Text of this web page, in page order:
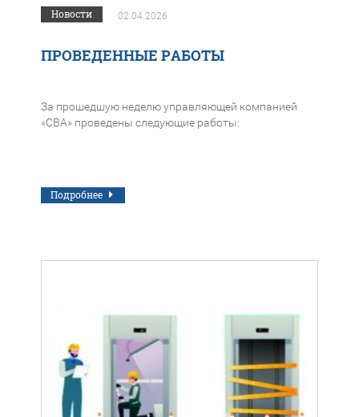
Новости 02.04.2026
ПРОВЕДЕННЫЕ РАБОТЫ
За прошедшую неделю управляющей компанией
«СВА» проведены следующие работы:
Подробнее